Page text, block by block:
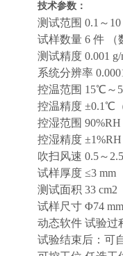
技术参数：
测试范围 0.1～10
试样数量 6 件 （
测试精度 0.001 g/
系统分辨率
控温范围 15℃～
控温精度 ±0.1℃
控湿范围
控湿精度 ±1%RH
吹扫风速 0.5～
试样厚度 ≤3 mm
测试面积 33 cm2
试样尺寸 Φ74 mm
动态软件 试验过
试验结束后：可